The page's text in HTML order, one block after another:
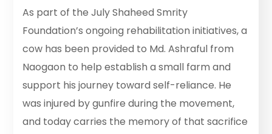
As part of the July Shaheed Smrity
Foundation’s ongoing rehabilitation initiatives, a
cow has been provided to Md. Ashraful from
Naogaon to help establish a small farm and
support his journey toward self-reliance. He
was injured by gunfire during the movement,
and today carries the memory of that sacrifice